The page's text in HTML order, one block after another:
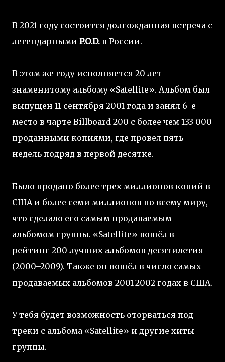
В 2021 году состоится долгожданная встреча с
легендарными P.O.D. в России.
В этом же году исполняется 20 лет
знаменитому альбому «Satellite». Альбом был
выпущен 11 сентября 2001 года и занял 6-е
место в чарте Billboard 200 с более чем 133 000
проданными копиями, где провел пять
недель подряд в первой десятке.
Было продано более трех миллионов копий в
США и более семи миллионов по всему миру,
что сделало его самым продаваемым
альбомом группы. «Satellite» вошёл в
рейтинг 200 лучших альбомов десятилетия
(2000–2009). Также он вошёл в число самых
продаваемых альбомов 2001-2002 годах в США.
У тебя будет возможность оторваться под
треки с альбома «Satellite» и другие хиты
группы.